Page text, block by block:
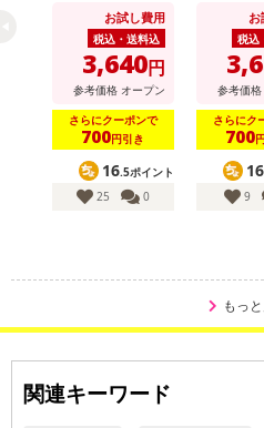
ズUVカット100％マ
イナス16度
お試し費用
税込・送料込
3,640円
参考価格 オープン
さらにクーポンで
700円引き
16.5ポイント
25
0
カット
ス16度 UL
お
税込
参考価格
さらにク
700
16
9
もっ
関連キーワード